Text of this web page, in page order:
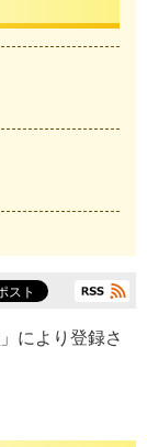
」により登録さ